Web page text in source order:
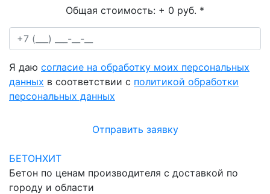
Общая стоимость: + 0 руб. *
Я даю согласие на обработку моих персональных
данных в соответствии с политикой обработки
персональных данных
Отправить заявку
БЕТОНХИТ
Бетон по ценам производителя с доставкой по
городу и области